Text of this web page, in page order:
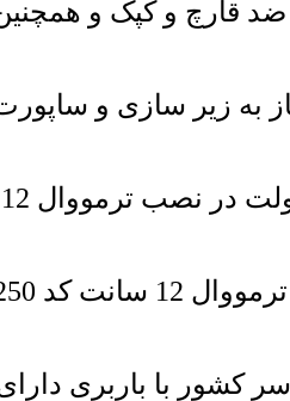
ضد قارچ و کپک و
به زیر سازی و ساپورت
12 سانت کد 1250 سفید براق
به محل اعزام خواهد شد
کشور با باربری